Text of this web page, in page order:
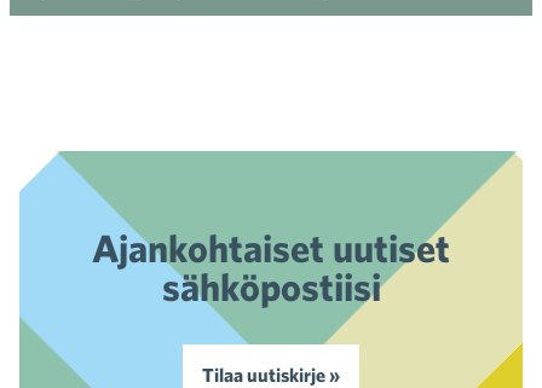
Ajankohtaiset uutiset
sähköpostiisi
Tilaa uutiskirje »